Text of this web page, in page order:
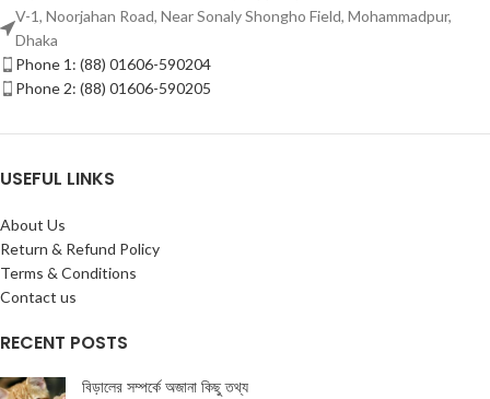
V-1, Noorjahan Road, Near Sonaly Shongho Field, Mohammadpur,
Dhaka
Phone 1: (88) 01606-590204
Phone 2: (88) 01606-590205
USEFUL LINKS
About Us
Return & Refund Policy
Terms & Conditions
Contact us
RECENT POSTS
বিড়ালের সম্পর্কে অজানা কিছু তথ্য